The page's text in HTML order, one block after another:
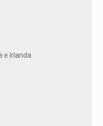
e Irlanda